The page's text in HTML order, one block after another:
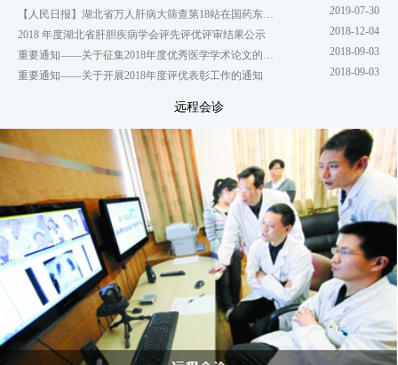
2019-07-30
2018 年度湖北省肝胆疾病学会评先评优评审结果公示
2018-12-04
2018-09-03
重要通知——关于开展2018年度评优表彰工作的通知
2018-09-03
远程会诊